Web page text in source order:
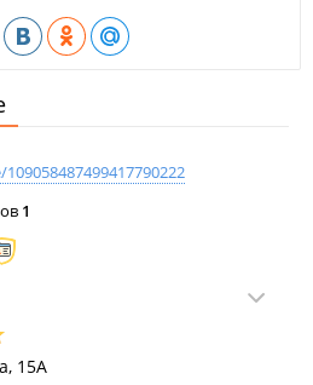
109058487499417790222
1
15А